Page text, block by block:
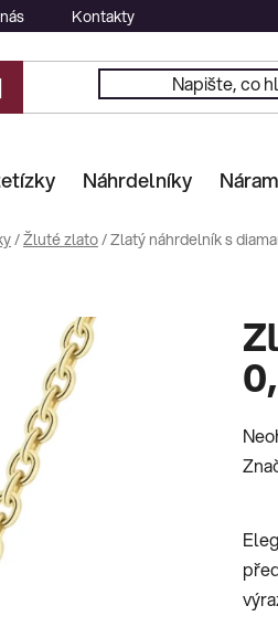
Kontakty
Náhrdelníky
/Žluté zlato/Zlatý náhrdelník s
0,0
z
5